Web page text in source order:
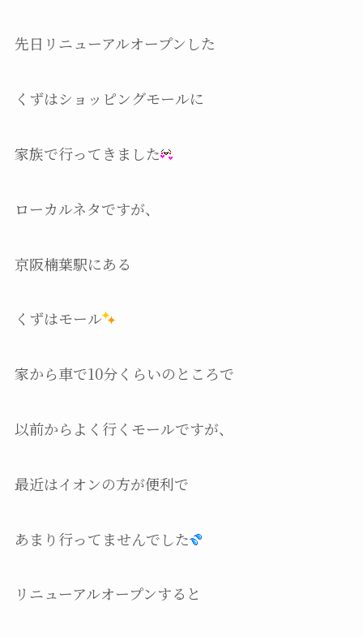
先日リニューアルオープンした
くずはショッピングモールに
家族で行ってきました
ローカルネタですが、
京阪楠葉駅にある
くずはモール
家から車で10分くらいのところで
以前からよく行くモールですが、
最近はイオンの方が便利で
あまり行ってませんでした
リニューアルオープンすると